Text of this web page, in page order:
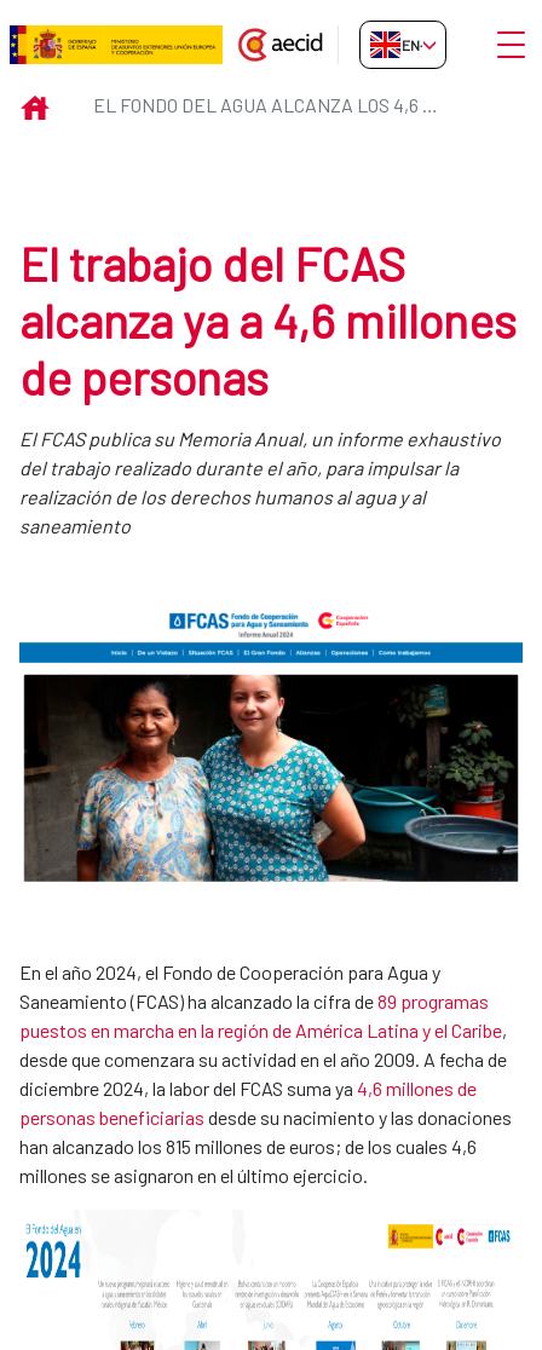
Skip to Main Content
El Fondo del Agua alcanza los
EN-GB
INICIO EL FONDO DEL AGUA ALCANZA LOS 4,6 MILLONES DE BENEFICIARIOS DIRECTOS
El trabajo del FCAS
alcanza ya a 4,6 millones
de personas
El FCAS publica su Memoria Anual, un informe exhaustivo
del trabajo realizado durante el año, para impulsar la
realización de los derechos humanos al agua y al
saneamiento
En el año 2024, el Fondo de Cooperación para Agua y
Saneamiento (FCAS) ha alcanzado la cifra de89 programas
puestos en marcha en la región de América Latina y el Caribe,
desde que comenzara su actividad en el año 2009. A fecha de
diciembre 2024, la labor del FCAS suma ya 4,6 millones de
personas beneficiarias desde su nacimiento y las donaciones
han alcanzado los 815 millones de euros; de los cuales 4,6
millones se asignaron en el último ejercicio.